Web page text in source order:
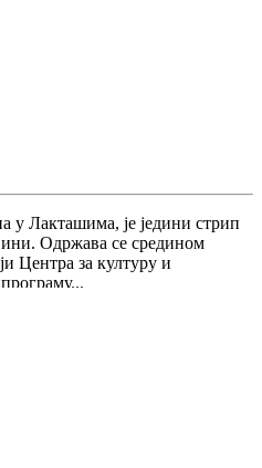
у Лакташима, је једини стрип
Одржава се средином
Центра за културу и